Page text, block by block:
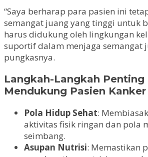
“Saya berharap para pasien ini
semangat juang yang tinggi untuk
harus didukung oleh lingkungan
suportif dalam menjaga semangat
pungkasnya.
Langkah-Langkah Penting
Mendukung Pasien Kanker
Pola Hidup Sehat:
aktivitas fisik ringan dan pola
seimbang.
Asupan Nutrisi: Memastikan